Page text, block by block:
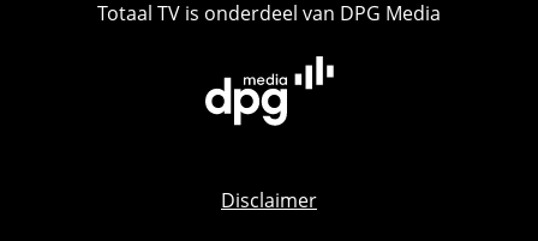
Totaal TV is onderdeel van DPG Media
Disclaimer